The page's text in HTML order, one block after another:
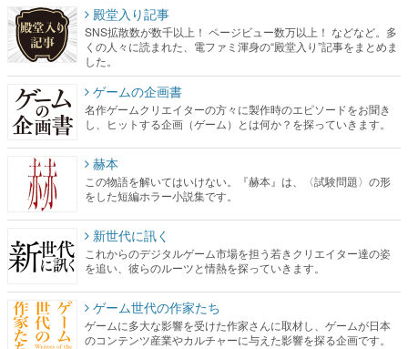
殿堂入り記事
SNS拡散数が数千以上！ ページビュー数万以上！ などなど。多
くの人々に読まれた、電ファミ渾身の“殿堂入り”記事をまとめま
した。
ゲームの企画書
名作ゲームクリエイターの方々に製作時のエピソードをお聞き
し、ヒットする企画（ゲーム）とは何か？を探っていきます。
赫本
この物語を解いてはいけない。『赫本』は、〈試験問題〉の形
をした短編ホラー小説集です。
新世代に訊く
これからのデジタルゲーム市場を担う若きクリエイター達の姿
を追い、彼らのルーツと情熱を探っていきます。
ゲーム世代の作家たち
ゲームに多大な影響を受けた作家さんに取材し、ゲームが日本
のコンテンツ産業やカルチャーに与えた影響を探る企画です。